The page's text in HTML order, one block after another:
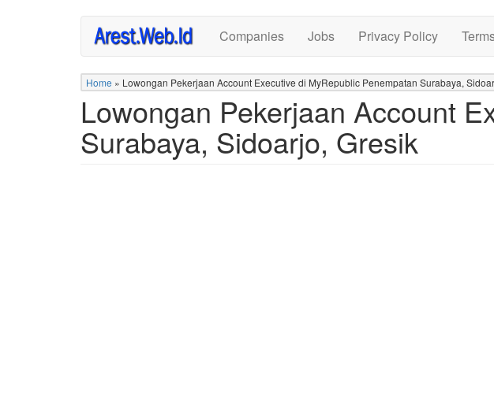
Companies Jobs Privacy Policy
Home » Lowongan Pekerjaan Account Executive di MyRepublic Penempatan Surabaya,
Lowongan Pekerjaan Account
Surabaya, Sidoarjo, Gresik